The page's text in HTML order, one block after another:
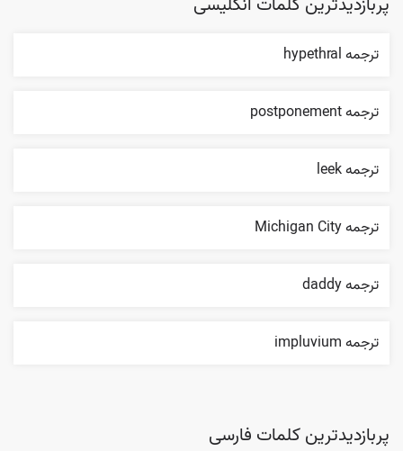
ترجمه hypethral
ترجمه postponement
ترجمه leek
ترجمه Michigan City
ترجمه daddy
ترجمه impluvium
پربازدیدترین کلمات فارسی